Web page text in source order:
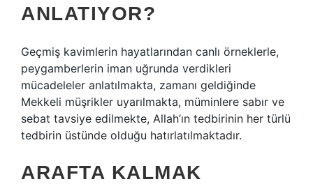
ANLATIYOR?
Geçmiş kavimlerin hayatlarından canlı örneklerle,
peygamberlerin iman uğrunda verdikleri
mücadeleler anlatılmakta, zamanı geldiğinde
Mekkeli müşrikler uyarılmakta, müminlere sabır ve
sebat tavsiye edilmekte, Allah’ın tedbirinin her türlü
tedbirin üstünde olduğu hatırlatılmaktadır.
ARAFTA KALMAK